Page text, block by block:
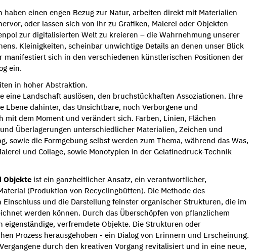
haben einen engen Bezug zur Natur, arbeiten direkt mit Materialien
oder lassen sich von ihr zu Grafiken, Malerei oder Objekten
zur digitalisierten Welt zu kreieren – die Wahrnehmung unserer
Kleinigkeiten, scheinbar unwichtige Details an denen unser Blick
sich in den verschiedenen künstlerischen Positionen der
ein.
in hoher Abstraktion.
eine Landschaft auslösen, den bruchstückhaften Assoziationen. Ihre
dahinter, das Unsichtbare, noch Verborgene und
mit dem Moment und verändert sich. Farben, Linien, Flächen
Überlagerungen unterschiedlicher Materialien, Zeichen und
sowie die Formgebung selbst werden zum Thema, während das Was,
und Collage, sowie Monotypien in der Gelatinedruck-Technik
Objekte ist ein ganzheitlicher Ansatz, ein verantwortlicher,
(Produktion von Recyclingbütten). Die Methode des
und die Darstellung feinster organischer Strukturen, die im
werden können. Durch das Überschöpfen von pflanzlichem
eigenständige, verfremdete Objekte. Die Strukturen oder
Prozess herausgehoben - ein Dialog von Erinnern und Erscheinung.
durch den kreativen Vorgang revitalisiert und in eine neue,